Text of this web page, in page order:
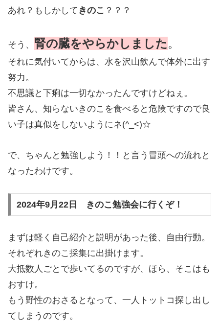
あれ？もしかして きのこ ？？？
そう、 腎の臓をやらかしました。
それに気付いてからは、水を沢山飲んで体外に出す
努力。
不思議と下痢は一切なかったんですけどねぇ。
皆さん、知らないきのこを食べると危険ですので良
い子は真似をしないようにネ(^_<)☆
で、ちゃんと勉強しよう！！と言う冒頭への流れと
なったわけです。
2024年9月22日 きのこ勉強会に行くぞ！
まずは軽く自己紹介と説明があった後、自由行動。
それぞれきのこ採集に出掛けます。
大抵数人ごとで歩いてるのですが、ほら、そこはも
おすけ。
もう野性のおさるとなって、一人トットコ探し出し
てしまうのです。